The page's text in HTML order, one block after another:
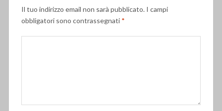
Il tuo indirizzo email non sarà pubblicato. I campi
obbligatori sono contrassegnati *